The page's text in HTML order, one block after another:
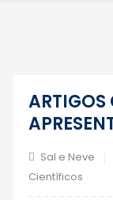
ARTIGOS
Sal e Neve
Científicos